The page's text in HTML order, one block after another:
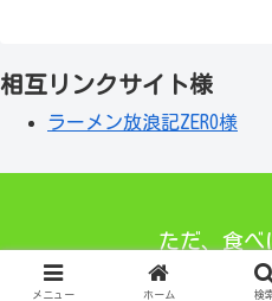
相互リンクサイト様
ラーメン放浪記ZERO様
ただ、食べ
© 2021 ただ、
メニュー ホーム 検